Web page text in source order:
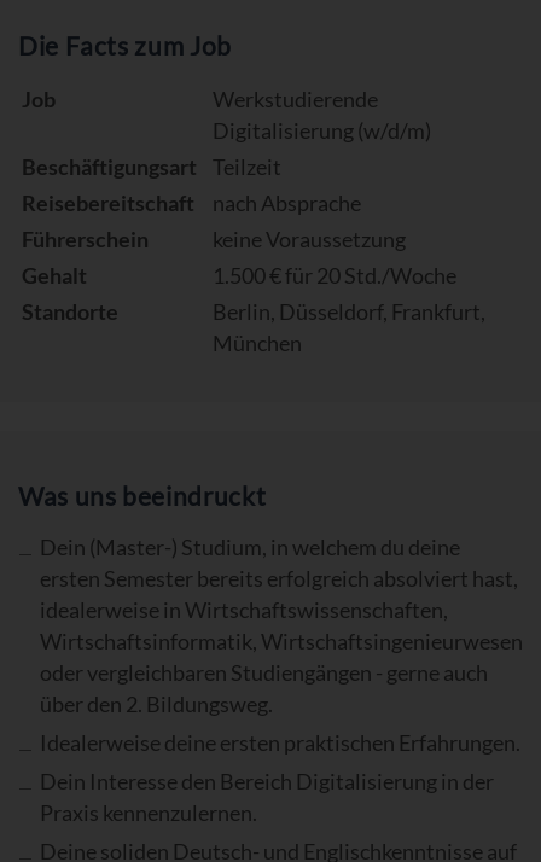
Die Facts zum Job
Job
Werkstudierende
Digitalisierung (w/d/m)
Beschäftigungsart
Teilzeit
Reisebereitschaft
nach Absprache
Führerschein
keine Voraussetzung
Gehalt
1.500 € für 20 Std./Woche
Standorte
Berlin, Düsseldorf, Frankfurt,
München
Was uns beeindruckt
Dein (Master-) Studium, in welchem du deine
ersten Semester bereits erfolgreich absolviert hast,
idealerweise in Wirtschaftswissenschaften,
Wirtschaftsinformatik, Wirtschaftsingenieurwesen
oder vergleichbaren Studiengängen - gerne auch
über den 2. Bildungsweg.
Idealerweise deine ersten praktischen Erfahrungen.
Dein Interesse den Bereich Digitalisierung in der
Praxis kennenzulernen.
Deine soliden Deutsch- und Englischkenntnisse auf